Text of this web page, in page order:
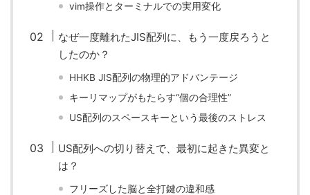
vim操作とターミナルでの実用変化
なぜ一度離れたJIS配列に、もう一度戻ろうと
したのか？
HHKB JIS配列の物理的アドバンテージ
キーリマップがもたらす“個の合理性”
US配列のスペースキーという最後のストレス
US配列への切り替えで、最初に起きた異変と
は？
フリーズした脳と全打鍵の違和感